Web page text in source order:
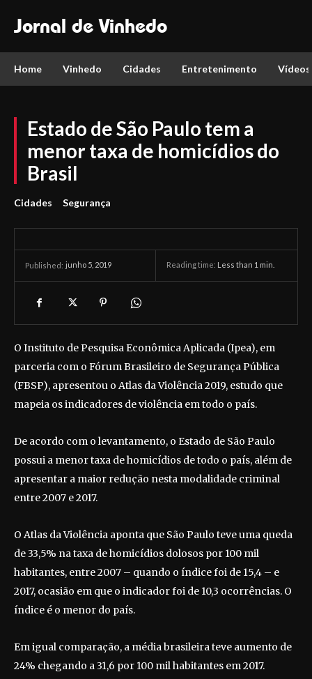
Jornal de Vinhedo
Home Vinhedo Cidades Entretenimento Vídeos
Estado de São Paulo tem a
menor taxa de homicídios do
Brasil
Cidades Segurança
Published: junho 5, 2019 Reading time: Less than 1 min.
O Instituto de Pesquisa Econômica Aplicada (Ipea), em
parceria com o Fórum Brasileiro de Segurança Pública
(FBSP), apresentou o Atlas da Violência 2019, estudo que
mapeia os indicadores de violência em todo o país.
De acordo com o levantamento, o Estado de São Paulo
possui a menor taxa de homicídios de todo o país, além de
apresentar a maior redução nesta modalidade criminal
entre 2007 e 2017.
O Atlas da Violência aponta que São Paulo teve uma queda
de 33,5% na taxa de homicídios dolosos por 100 mil
habitantes, entre 2007 – quando o índice foi de 15,4 – e
2017, ocasião em que o indicador foi de 10,3 ocorrências. O
índice é o menor do país.
Em igual comparação, a média brasileira teve aumento de
24% chegando a 31,6 por 100 mil habitantes em 2017.